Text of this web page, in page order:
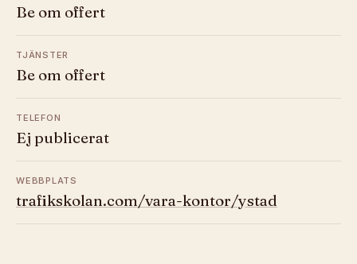
Be om offert
TJÄNSTER
Be om offert
TELEFON
Ej publicerat
WEBBPLATS
trafikskolan.com/vara-kontor/ystad